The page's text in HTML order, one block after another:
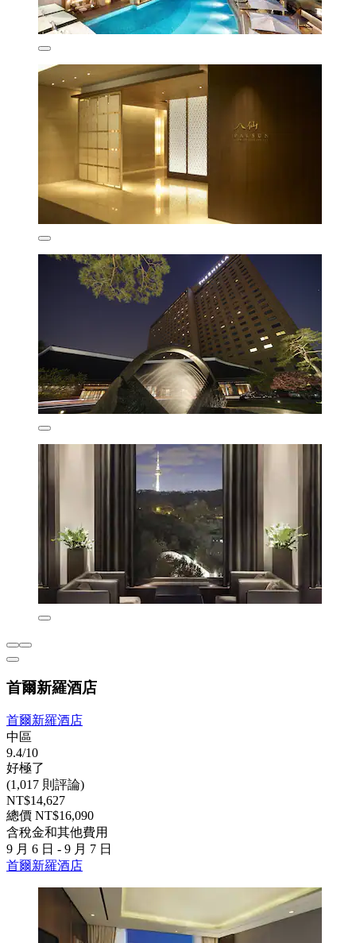
首爾新羅酒店
首爾新羅酒店
中區
9.4/10
好極了
(1,017 則評論)
NT$14,627
總價 NT$16,090
含稅金和其他費用
9 月 6 日 - 9 月 7 日
首爾新羅酒店